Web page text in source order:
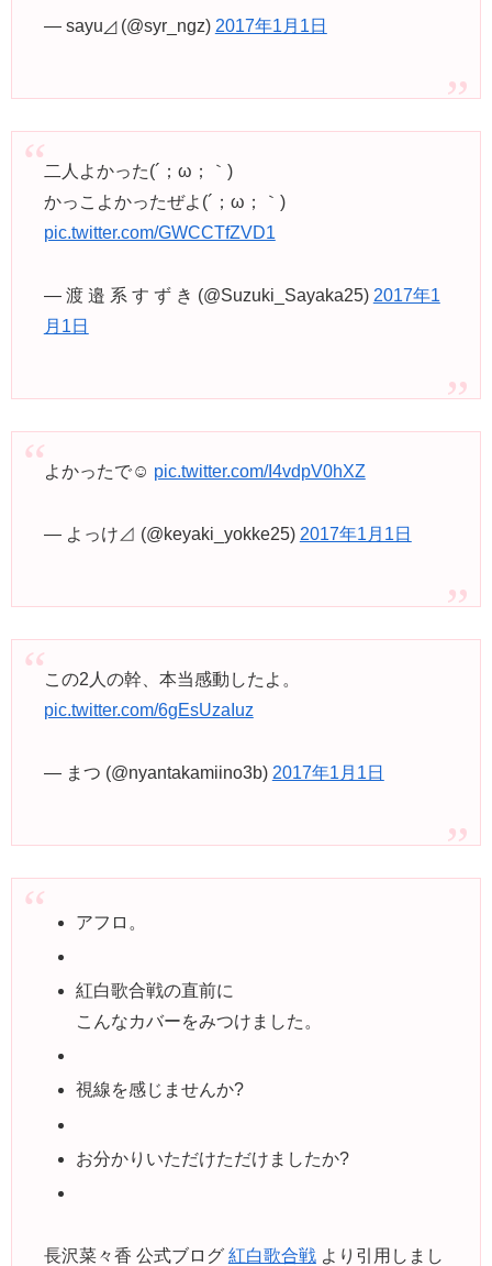
— sayu◿ (@syr_ngz) 2017年1月1日
二人よかった(´；ω；｀)
かっこよかったぜよ(´；ω；｀)
pic.twitter.com/GWCCTfZVD1
— 渡 邉 系 す ず き (@Suzuki_Sayaka25) 2017年1
月1日
よかったで☺️ pic.twitter.com/I4vdpV0hXZ
— よっけ⊿ (@keyaki_yokke25) 2017年1月1日
この2人の幹、本当感動したよ。
pic.twitter.com/6gEsUzaIuz
— まつ (@nyantakamiino3b) 2017年1月1日
アフロ。
紅白歌合戦の直前に
こんなカバーをみつけました。
視線を感じませんか?
お分かりいただけただけましたか?
長沢菜々香 公式ブログ 紅白歌合戦より引用しまし